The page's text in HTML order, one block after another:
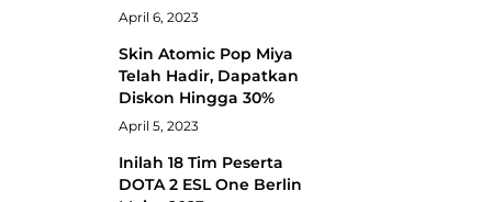
April 6, 2023
Skin Atomic Pop Miya
Telah Hadir, Dapatkan
Diskon Hingga 30%
April 5, 2023
Inilah 18 Tim Peserta
DOTA 2 ESL One Berlin